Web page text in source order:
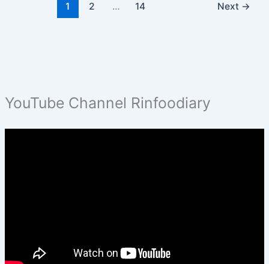
YouTube Channel Rinfoodiary
1 2 … 14 Next →